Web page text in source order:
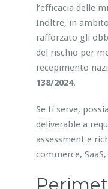
l’efficacia delle
Inoltre, in
rafforzato gli
del rischio per
recepimento
138/2024.
Se ti serve,
deliverable a
assessment e
commerce,